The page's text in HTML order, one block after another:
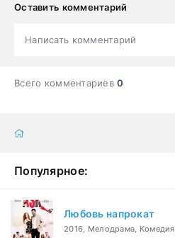
Оставить комментарий
Написать комментарий
Всего комментариев0
Популярное:
Любовь напрокат
2016, Мелодрама, Комедия